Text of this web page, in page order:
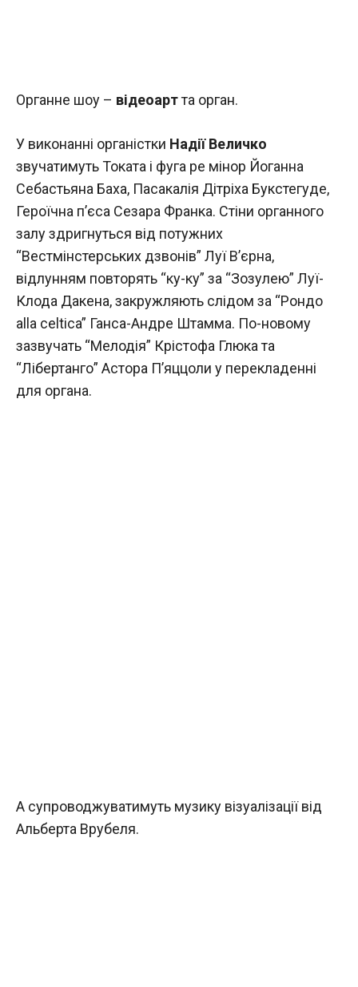
Органне шоу – відеоартта орган.
У виконанні органістки Надії Величко
звучатимуть Токата і фуга ре мінор Йоганна
Себастьяна Баха, Пасакалія Дітріха Букстегуде,
Героїчна п’єса Сезара Франка. Стіни органного
залу здригнуться від потужних
“Вестмінстерських дзвонів” Луї В’єрна,
відлунням повторять “ку-ку” за “Зозулею” Луї-
Клода Дакена, закружляють слідом за “Рондо
alla celtica” Ганса-Андре Штамма. По-новому
зазвучать “Мелодія” Крістофа Глюка та
“Лібертанго” Астора П’яццоли у перекладенні
для органа.
А супроводжуватимуть музику візуалізації від
Альберта Врубеля.